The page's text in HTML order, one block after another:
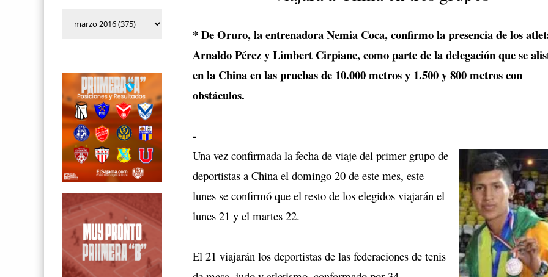
* De Oruro, la entrenadora Nemia Coca, confirmo la presencia de los
Arnaldo Pérez y Limbert Cirpiane, como parte de la delegación que se
en la China en las pruebas de 10.000 metros y 1.500 y 800 metros con
obstáculos.
-
Una vez confirmada la fecha de viaje del primer grupo de
deportistas a China el domingo 20 de este mes, este
lunes se confirmó que el resto de los elegidos viajarán el
lunes 21 y el martes 22.
El 21 viajarán los deportistas de las federaciones de tenis